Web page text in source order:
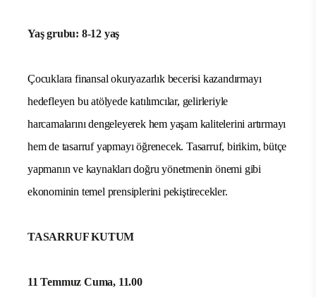
Yaş grubu: 8-12 yaş
Çocuklara finansal okuryazarlık becerisi kazandırmayı
hedefleyen bu atölyede katılımcılar, gelirleriyle
harcamalarını dengeleyerek hem yaşam kalitelerini artırmayı
hem de tasarruf yapmayı öğrenecek. Tasarruf, birikim, bütçe
yapmanın ve kaynakları doğru yönetmenin önemi gibi
ekonominin temel prensiplerini pekiştirecekler.
TASARRUF KUTUM
11 Temmuz Cuma, 11.00